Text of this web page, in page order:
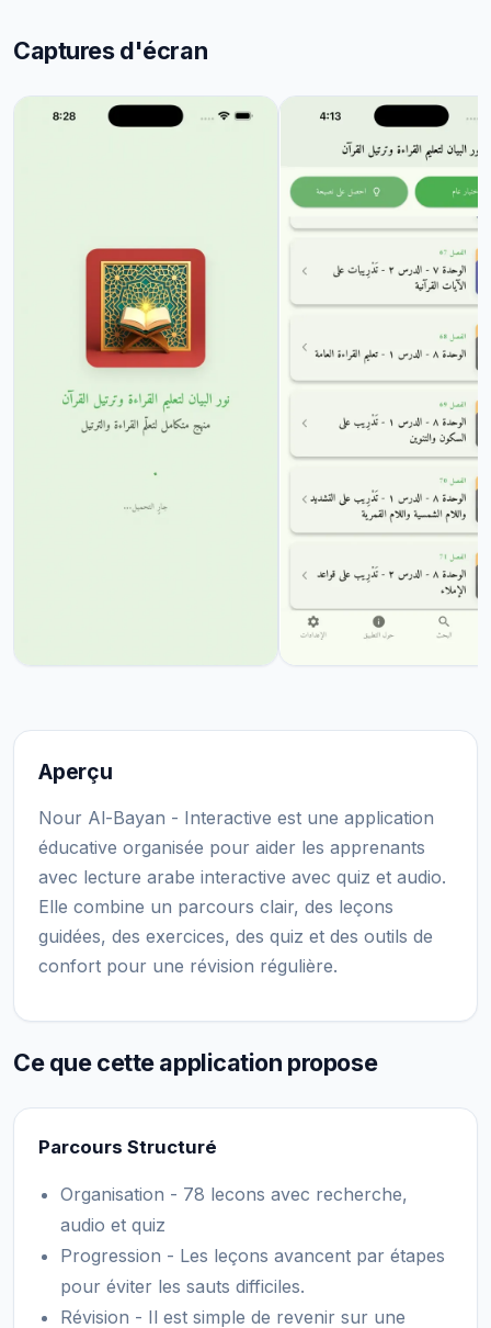
Captures d'écran
Aperçu
Nour Al-Bayan - Interactive est une application
éducative organisée pour aider les apprenants
avec lecture arabe interactive avec quiz et audio.
Elle combine un parcours clair, des leçons
guidées, des exercices, des quiz et des outils de
confort pour une révision régulière.
Ce que cette application propose
Parcours Structuré
Organisation - 78 lecons avec recherche,
audio et quiz
Progression - Les leçons avancent par étapes
pour éviter les sauts difficiles.
Révision - Il est simple de revenir sur une